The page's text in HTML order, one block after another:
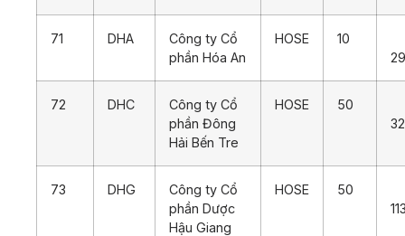
71 DHA
Công ty Cổ
phần Hóa An
HOSE
10
72 DHC
Công ty Cổ
phần Đông
Hải Bến Tre
HOSE
50
73 DHG
Công ty Cổ
phần Dược
Hậu Giang
HOSE
50